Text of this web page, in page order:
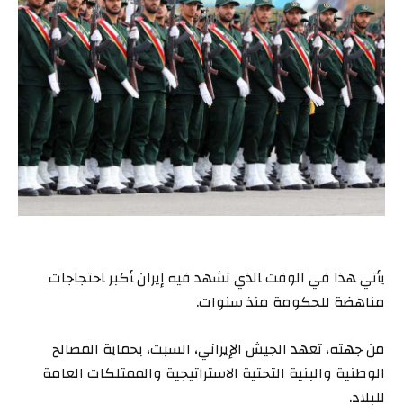
يأتي ‍هذا ⁠في الوقت ‍الذي تشهد فيه ‌إيران ‍أكبر ‍احتجاجات
مناهضة للحكومة منذ ‌سنوات.
من جهته، تعهد الجيش الإيراني، السبت، ‌بحماية المصالح
⁠الوطنية والبنية التحتية الاستراتيجية والممتلكات ‌العامة ​
للبلاد.